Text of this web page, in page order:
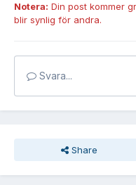
Notera: Din post kommer
blir synlig för andra.
Svara...
Share